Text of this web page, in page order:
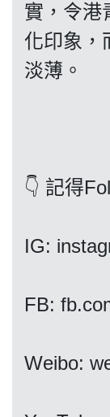
昔日
系列
關於我們
我們的立場
實，令港
化印象，
淡薄。
👇 記得
IG:
FB:
Weibo: